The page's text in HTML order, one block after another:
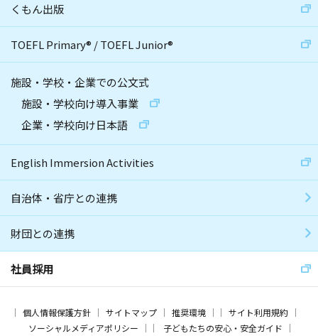
くもん出版
TOEFL Primary® /TOEFL Junior®
施設・学校・企業での公文式
施設・学校向け導入事業
企業・学校向け日本語
English Immersion Activities
自治体・省庁との連携
財団との連携
社員採用
個人情報保護方針 サイトマップ 推奨環境
サイト利用規約
ソーシャルメディアポリシー
子どもたちの安心・安全ガイド